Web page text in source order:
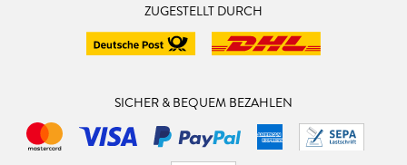
ZUGESTELLT DURCH
SICHER & BEQUEM BEZAHLEN